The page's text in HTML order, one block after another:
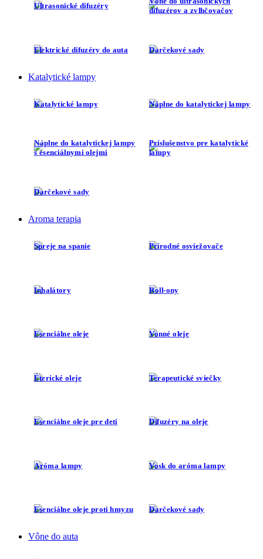
Ultrasonické difuzéry
difuzérov a zvlhčovačov
Elektrické difuzéry do auta Darčekové sady
Katalytické lampy
Katalytické lampy Náplne do katalytickej lampy
Náplne do katalytickej lampy
s esenciálnymi olejmi
Príslušenstvo pre katalytické
lampy
Darčekové sady
Aroma terapia
Spreje na spanie Prírodné osviežovače
Inhalátory Roll-ony
Esenciálne oleje Vonné oleje
Éterické oleje Terapeutické sviečky
Esenciálne oleje pre deti Difuzéry na oleje
Aróma lampy Vosk do aróma lampy
Esenciálne oleje proti hmyzu Darčekové sady
Vône do auta